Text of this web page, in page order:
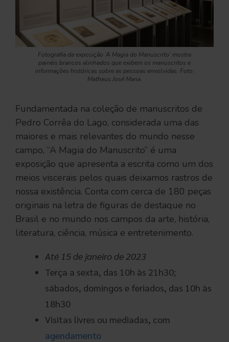
Fotografia da exposição ‘A Magia do Manuscrito’ mostra
painéis brancos alinhados que exibem os manuscritos e
informações históricas sobre as pessoas envolvidas. Foto:
Matheus José Maria.
Fundamentada na coleção de manuscritos de
Pedro Corrêa do Lago, considerada uma das
maiores e mais relevantes do mundo nesse
campo, “A Magia do Manuscrito” é uma
exposição que apresenta a escrita como um dos
meios viscerais pelos quais deixamos rastros de
nossa existência. Conta com cerca de 180 peças
originais na letra de figuras de destaque no
Brasil e no mundo nos campos da arte, história,
literatura, ciência, música e entretenimento.
Até 15 de janeiro de 2023
Terça a sexta, das 10h às 21h30;
sábados, domingos e feriados, das 10h às
18h30
Visitas livres ou mediadas, com
agendamento